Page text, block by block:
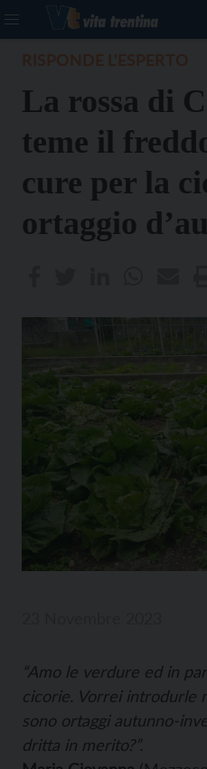
La rossa di
teme il
cure per la
ortaggio
“Amo le verdure ed in
cicorie. Vorrei introdurle
sono ortaggi autunno-
dritta in merito?”.